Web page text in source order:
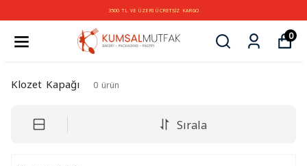
3500 TL VE ÜZERİ ÜCRETSİZ KARGO
0
Klozet Kapağı 0 ürün
Sırala